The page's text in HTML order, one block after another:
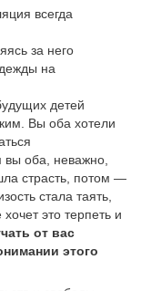
всегда
за него
на
детей
Вы оба хотели
оба, неважно,
страсть, потом —
стала таять,
это терпеть и
от вас
этого